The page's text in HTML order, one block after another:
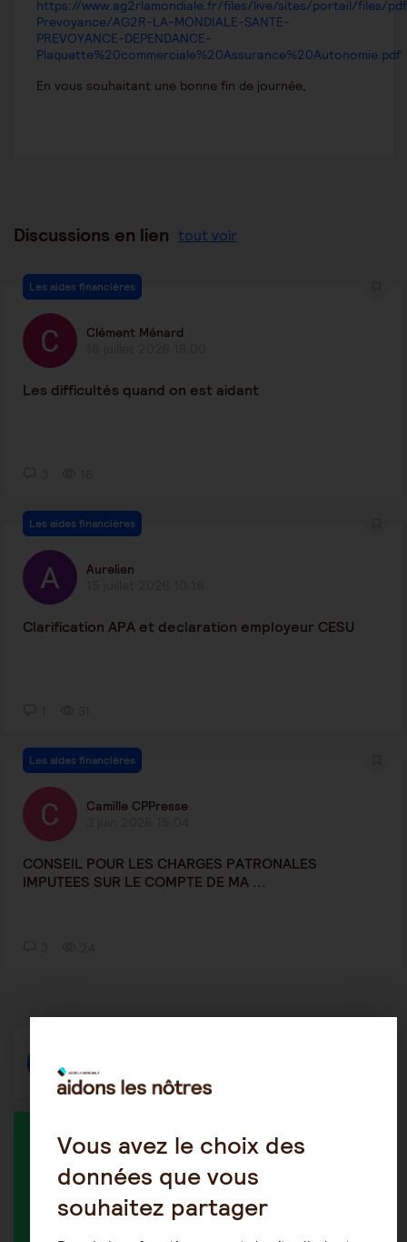
https://www.ag2rlamondiale.fr/files/live/sites/portail/files/
Prevoyance/AG2R-LA-MONDIALE-SANTE-
PREVOYANCE-DEPENDANCE-
Plaquette%20commerciale%20Assurance%20Autonomie.pdf
En vous souhaitant une bonne fin de journée,
Discussions en lien tout voir
Les aides financières
Clément Ménard
Les difficultés quand on est aidant
Les aides financières
Aurelien
Clarification APA et declaration employeur CESU
Les aides financières
Camille CPPresse
CONSEIL POUR LES CHARGES PATRONALES
IMPUTEES SUR LE COMPTE DE MA ...
MEMBRE ACTIF DANS LA DISCUSSION
Vous avez le choix des
données que vous
souhaitez partager